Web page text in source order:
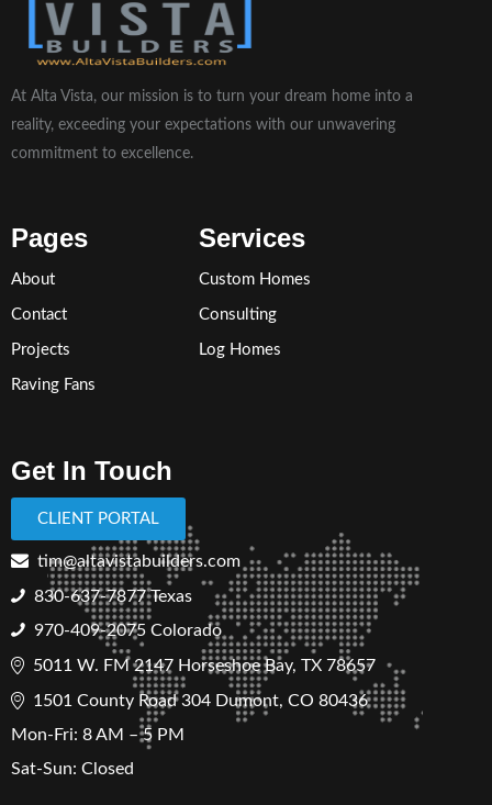
At Alta Vista, our mission is to turn your dream home into a
reality, exceeding your expectations with our unwavering
commitment to excellence.
Pages
About
Contact
Projects
Raving Fans
Services
Custom Homes
Consulting
Log Homes
Get In Touch
CLIENT PORTAL
tim@altavistabuilders.com
830-637-7877 Texas
970-409-2075 Colorado
5011 W. FM 2147 Horseshoe Bay, TX 78657
1501 County Road 304 Dumont, CO 80436
Mon-Fri: 8 AM – 5 PM
Sat-Sun: Closed